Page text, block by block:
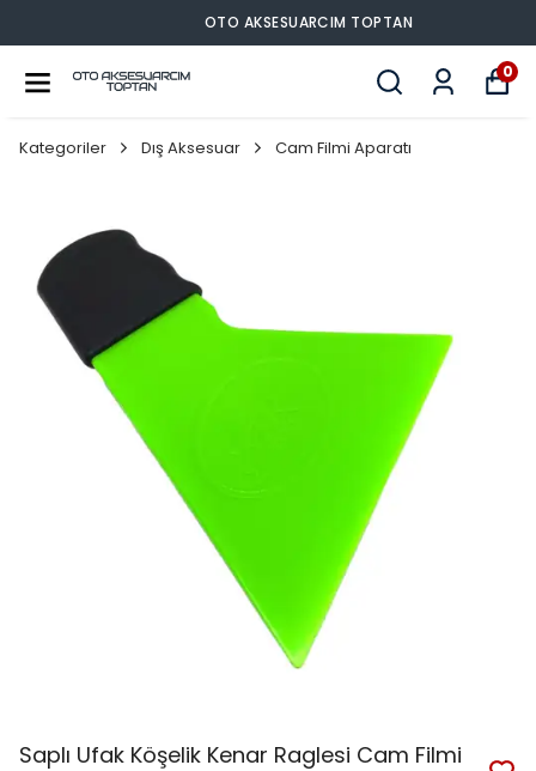
OTO AKSESUARCIM TOPTAN
0
Kategoriler Dış Aksesuar Cam Filmi Aparatı
Saplı Ufak Köşelik Kenar Raglesi Cam Filmi